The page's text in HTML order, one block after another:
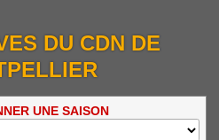
DU CDN DE
UNE SAISON